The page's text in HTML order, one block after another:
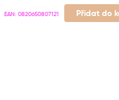
EAN:0820650807121 Přidat do